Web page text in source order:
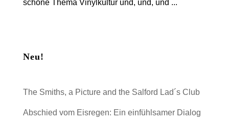
schöne Thema Vinylkultur und, und, und ...
Neu!
The Smiths, a Picture and the Salford Lad´s Club
Abschied vom Eisregen: Ein einfühlsamer Dialog